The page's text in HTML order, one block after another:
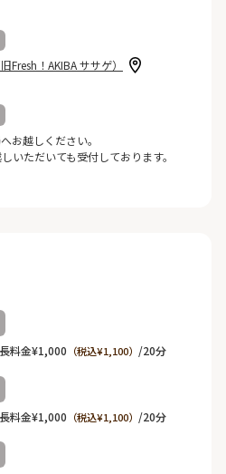
！AKIBA ササゲ）
お越しください。
いただいても受付しております。
料金¥1,000 （税込¥1,100） /20分
料金¥1,000 （税込¥1,100） /20分